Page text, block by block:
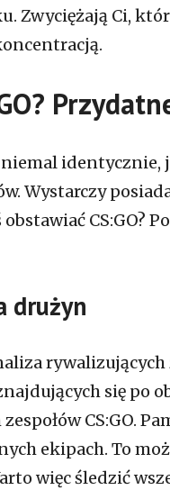
Zwyciężają Ci,
niemal
Wystarczy
CS:GO?
drużyn
się po
CS:GO.
ekipach. To
więc śledzić